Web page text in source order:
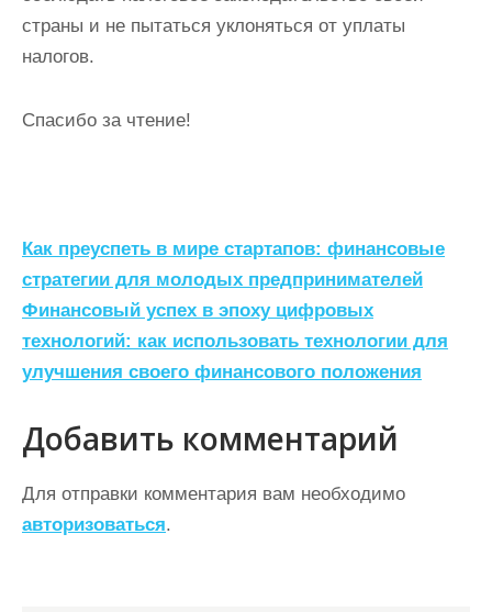
страны и не пытаться уклоняться от уплаты
налогов.
Спасибо за чтение!
Н
а
в
и
а
ц
и
я
Как преуспеть в мире стартапов: финансовые
стратегии для молодых предпринимателей
Финансовый успех в эпоху цифровых
технологий: как использовать технологии для
улучшения своего финансового положения
Добавить комментарий
Для отправки комментария вам необходимо
авторизоваться.